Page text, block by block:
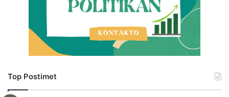
Top Postimet